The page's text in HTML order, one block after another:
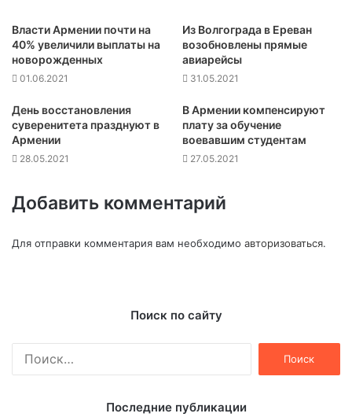
Власти Армении почти на
40% увеличили выплаты на
новорожденных
01.06.2021
Из Волгограда в Ереван
возобновлены прямые
авиарейсы
31.05.2021
День восстановления
суверенитета празднуют в
Армении
28.05.2021
В Армении компенсируют
плату за обучение
воевавшим студентам
27.05.2021
Добавить комментарий
Для отправки комментария вам необходимо авторизоваться.
Поиск по сайту
Последние публикации